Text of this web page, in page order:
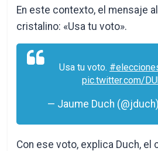
En este contexto, el mensaje
cristalino: «Usa tu voto».
Usa tu voto.
pic.twitter.com/
— Jaume Duch (@jduch)
Con ese voto, explica Duch, el